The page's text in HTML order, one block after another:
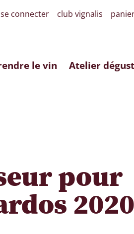
se connecter club vignalis
le vin Atelier
pour
2020